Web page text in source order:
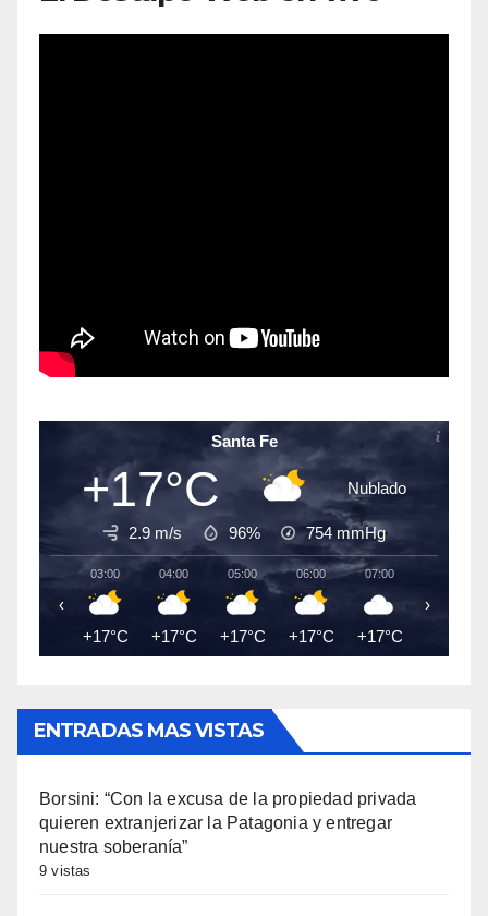
Santa Fe
+17°C Nublado
2.9 m/s 96% 754 mmHg
03:00
+17°C
04:00
+17°C
05:00
+17°C
06:00
+17°C
07:00
+17°C
‹ ›
ENTRADAS MAS VISTAS
Borsini: “Con la excusa de la propiedad privada
quieren extranjerizar la Patagonia y entregar
nuestra soberanía”
9 vistas